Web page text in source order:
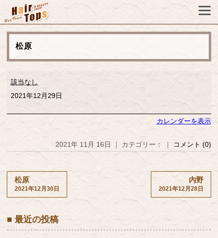
松原
原該当なし
2021年12月29日
カレンダーを表示
2021年 11月 16日 ｜ カテゴリー： ｜ コメント (0)
松原
2021年12月30日
内野
2021年12月28日
■ 最近の投稿